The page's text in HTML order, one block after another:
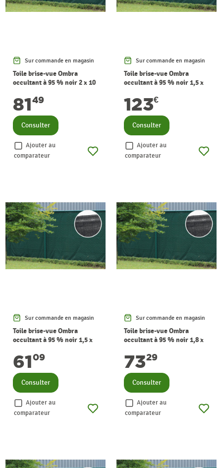
Sur commande en magasin
Toile brise-vue Ombra
occultant à 95 % noir 2 x 10
8149
Consulter
Ajouter au
comparateur
Sur commande en magasin
Toile brise-vue Ombra
occultant à 95 % noir 1,5 x
123€
Consulter
Ajouter au
comparateur
Sur commande en magasin
Toile brise-vue Ombra
occultant à 95 % noir 1,5 x
6109
Consulter
Ajouter au
comparateur
Sur commande en magasin
Toile brise-vue Ombra
occultant à 95 % noir 1,8 x
7329
Consulter
Ajouter au
comparateur